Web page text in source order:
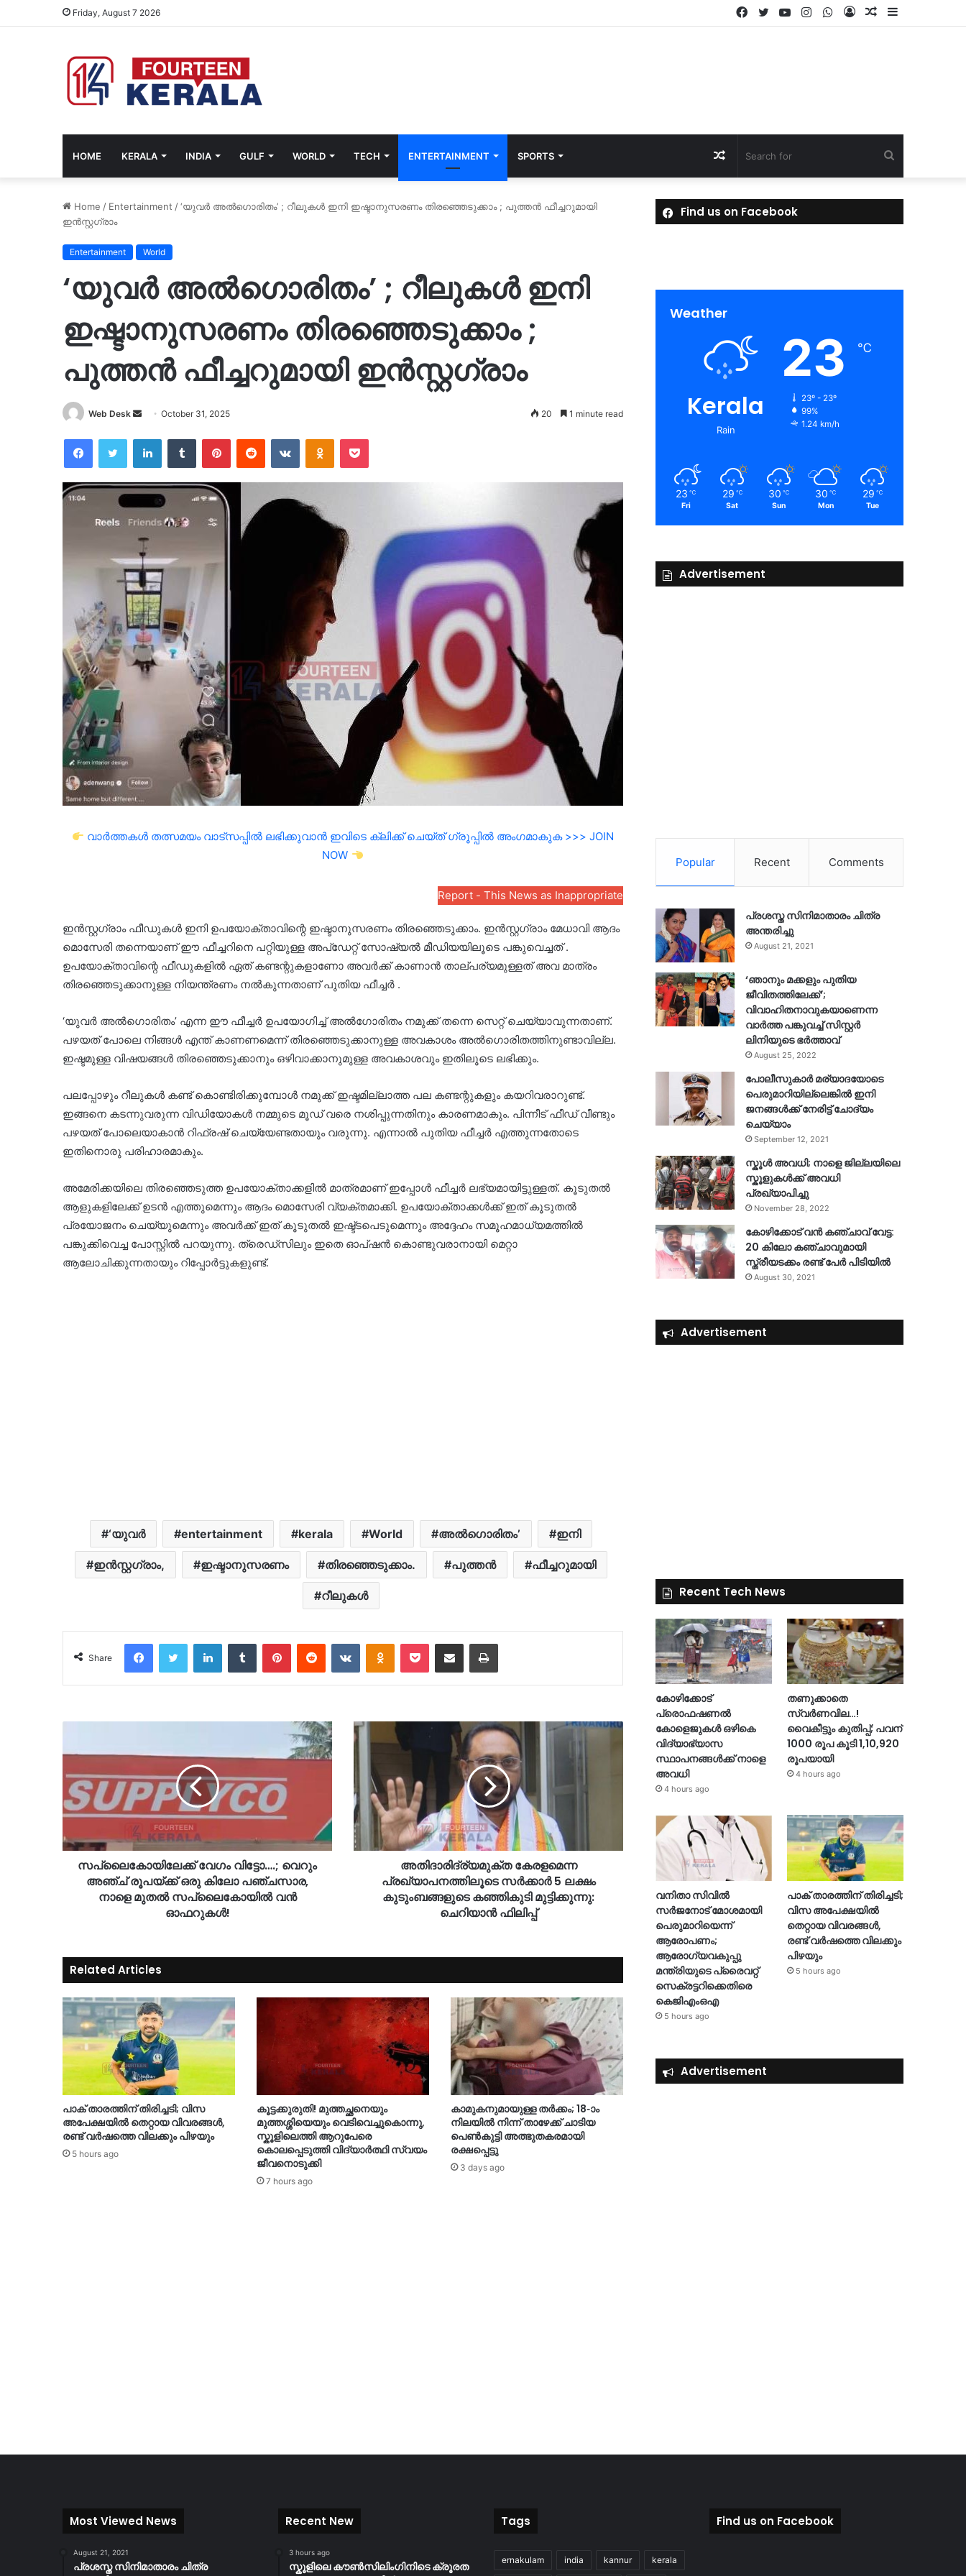
Friday, August 7 2026 Sidebar
Random
Log
WhatsApp
Instagram
YouTube
Twitter
Facebook
HOME KERALA INDIA GULF WORLD TECH ENTERTAINMENT SPORTS
for
Random
Article
Home / Entertainment /‘യുവര്‍ അല്‍ഗൊരിതം’ ; റീലുകൾ ഇനി ഇഷ്ടാനുസരണം തിരഞ്ഞെടുക്കാം ; പുത്തൻ ഫീച്ചറുമായി
ഇൻസ്റ്റഗ്രാം
Entertainment World
‘യുവര്‍ അല്‍ഗൊരിതം’ ; റീലുകൾ ഇനി
ഇഷ്ടാനുസരണം തിരഞ്ഞെടുക്കാം ;
പുത്തൻ ഫീച്ചറുമായി ഇൻസ്റ്റഗ്രാം
Web Desk
Send
email
October 31, 2025 20 1 minute read
FacebookTwitter LinkedInTumblr PinterestReddit VKontakteOdnoklassniki
Pocket
വാർത്തകൾ തത്സമയം വാട്സപ്പിൽ ലഭിക്കുവാൻ ഇവിടെ ക്ലിക്ക് ചെയ്ത് ഗ്രൂപ്പിൽ അംഗമാകുക >>> JOIN
NOW
Report - This News as Inappropriate
ഇൻസ്റ്റഗ്രാം ഫീഡുകൾ ഇനി ഉപയോക്താവിന്റെ ഇഷ്ടാനുസരണം തിരഞ്ഞെടുക്കാം. ഇൻസ്റ്റഗ്രാം മേധാവി ആദം
മൊസേരി തന്നെയാണ് ഈ ഫീച്ചറിനെ പറ്റിയുള്ള അപ്‌ഡേറ്റ് സോഷ്യൽ മീഡിയയിലൂടെ പങ്കുവെച്ചത് .
ഉപയോക്താവിന്റെ ഫീഡുകളിൽ ഏത് കണ്ടന്റുകളാണോ അവർക്ക് കാണാൻ താല്പര്യമുള്ളത് അവ മാത്രം
തിരഞ്ഞെടുക്കാനുള്ള നിയന്ത്രണം നൽകുന്നതാണ് പുതിയ ഫീച്ചർ .
‘യുവര്‍ അല്‍ഗൊരിതം’ എന്ന ഈ ഫീച്ചർ ഉപയോഗിച്ച് അൽഗോരിതം നമുക്ക് തന്നെ സെറ്റ് ചെയ്യാവുന്നതാണ്.
പഴയത് പോലെ നിങ്ങൾ എന്ത് കാണണമെന്ന് തിരഞ്ഞെടുക്കാനുള്ള അവകാശം അല്‍ഗൊരിതത്തിനുണ്ടാവില്ല.
ഇഷ്ടമുള്ള വിഷയങ്ങൾ തിരഞ്ഞെടുക്കാനും ഒഴിവാക്കാനുമുള്ള അവകാശവും ഇതിലൂടെ ലഭിക്കും.
പലപ്പോഴും റീലുകൾ കണ്ട് കൊണ്ടിരിക്കുമ്പോൾ നമുക്ക് ഇഷ്ടമില്ലാത്ത പല കണ്ടന്റുകളും കയറിവരാറുണ്ട്.
ഇങ്ങനെ കടന്നുവരുന്ന വിഡിയോകൾ നമ്മുടെ മൂഡ് വരെ നശിപ്പുന്നതിനും കാരണമാകും. പിന്നീട് ഫീഡ് വീണ്ടും
പഴയത് പോലെയാകാൻ റിഫ്രഷ് ചെയ്യേണ്ടതായും വരുന്നു. എന്നാൽ പുതിയ ഫീച്ചർ എത്തുന്നതോടെ
ഇതിനൊരു പരിഹാരമാകും.
അമേരിക്കയിലെ തിരഞ്ഞെടുത്ത ഉപയോക്താക്കളിൽ മാത്രമാണ് ഇപ്പോൾ ഫീച്ചർ ലഭ്യമായിട്ടുള്ളത്. കൂടുതൽ
ആളുകളിലേക്ക് ഉടൻ എത്തുമെന്നും ആദം മൊസേരി വ്യക്തമാക്കി. ഉപയോക്താക്കൾക്ക് ഇത് കൂടുതൽ
പ്രയോജനം ചെയ്യുമെന്നും അവർക്ക് ഇത് കൂടുതൽ ഇഷ്ട്ടപെടുമെന്നും അദ്ദേഹം സമൂഹമാധ്യമത്തിൽ
പങ്കുക്കിവെച്ച പോസ്റ്റിൽ പറയുന്നു. ത്രെഡ്സിലും ഇതെ ഓപ്‌ഷൻ കൊണ്ടുവരാനായി മെറ്റാ
ആലോചിക്കുന്നതായും റിപ്പോർട്ടുകളുണ്ട്.
‘യുവര്‍ entertainment kerala World അല്‍ഗൊരിതം’ ഇനി
ഇൻസ്റ്റഗ്രാം, ഇഷ്ടാനുസരണം തിരഞ്ഞെടുക്കാം. പുത്തന്‍ ഫീച്ചറുമായി
റീലുകൾ
Share
FacebookTwitter LinkedInTumblr PinterestReddit VKontakteOdnoklassniki
Pocket Share via Email Print
സപ്ലൈകോയിലേക്ക് വേഗം വിട്ടോ….; വെറും
അഞ്ച് രൂപയ്ക്ക് ഒരു കിലോ പഞ്ചസാര,
നാളെ മുതൽ സപ്ലൈകോയിൽ വൻ
ഓഫറുകൾ!
അതിദാരിദ്ര്യമുക്ത കേരളമെന്ന
പ്രഖ്യാപനത്തിലൂടെ സർക്കാർ 5 ലക്ഷം
കുടുംബങ്ങളുടെ കഞ്ഞികുടി മുട്ടിക്കുന്നു:
ചെറിയാൻ ഫിലിപ്പ്
Related Articles
പാക് താരത്തിന് തിരിച്ചടി; വിസ
അപേക്ഷയിൽ തെറ്റായ വിവരങ്ങൾ,
രണ്ട് വർഷത്തെ വിലക്കും പിഴയും
5 hours ago
കൂട്ടക്കുരുതി! മുത്തച്ഛനെയും
മുത്തശ്ശിയെയും വെടിവെച്ചുകൊന്നു,
സ്കൂളിലെത്തി ആറുപേരെ
കൊലപ്പെടുത്തി വിദ്യാ‍ർത്ഥി സ്വയം
ജീവനൊടുക്കി
7 hours ago
കാമുകനുമായുള്ള തർക്കം; 18-ാം
നിലയിൽ നിന്ന് താഴേക്ക് ചാടിയ
പെൺകുട്ടി അത്ഭുതകരമായി
രക്ഷപ്പെട്ടു
3 days ago
Find us on Facebook
Weather
Kerala
Rain
23 ℃
23º - 23º
99%
1.24 km/h
23 ℃
Fri
29 ℃
Sat
30 ℃
Sun
30 ℃
Mon
29 ℃
Tue
Advertisement
Popular Recent Comments
പ്രശസ്ത സിനിമാതാരം ചിത്ര
അന്തരിച്ചു
August 21, 2021
‘ഞാനും മക്കളും പുതിയ
ജീവിതത്തിലേക്ക്’;
വിവാഹിതനാവുകയാണെന്ന
വാർത്ത പങ്കുവച്ച് സിസ്റ്റർ
ലിനിയുടെ ഭർത്താവ്
August 25, 2022
പോലീസുകാര്‍ മര്യാദയോടെ
പെരുമാറിയില്ലെങ്കില്‍ ഇനി
ജനങ്ങള്‍ക്ക് നേരിട്ട് ചോദ്യം
ചെയ്യാം
September 12, 2021
സ്കൂൾ അവധി; നാളെ ജില്ലയിലെ
സ്കൂളുകൾക്ക് അവധി
പ്രഖ്യാപിച്ചു
November 28, 2022
കോഴിക്കോട് വൻ കഞ്ചാവ് വേട്ട:
20 കിലോ കഞ്ചാവുമായി
സ്ത്രീയടക്കം രണ്ട് പേർ പിടിയിൽ
August 30, 2021
Advertisement
Recent Tech News
കോഴിക്കോട്
പ്രൊഫഷണൽ
കോളെജുകൾ ഒഴികെ
വിദ്യാഭ്യാസ
സ്ഥാപനങ്ങൾക്ക് നാളെ
അവധി
4 hours ago
തണുക്കാതെ
സ്വർണവില…!
വൈകീട്ടും കുതിപ്പ്; പവന്
1000 രൂപ കൂടി 1,10,920
രൂപയായി
4 hours ago
വനിതാ സിവിൽ
സർജനോട് മോശമായി
പെരുമാറിയെന്ന്
ആരോപണം;
ആരോഗ്യവകുപ്പു
മന്ത്രിയുടെ പ്രൈവറ്റ്
സെക്രട്ടറിക്കെതിരെ
കെജിഎംഒഎ
5 hours ago
പാക് താരത്തിന് തിരിച്ചടി;
വിസ അപേക്ഷയിൽ
തെറ്റായ വിവരങ്ങൾ,
രണ്ട് വർഷത്തെ വിലക്കും
പിഴയും
5 hours ago
Advertisement
Most Viewed News
August 21, 2021
പ്രശസ്ത സിനിമാതാരം ചിത്ര
Recent New
3 hours ago
സ്കൂളിലെ കൗൺസിലിംഗിനിടെ ക്രൂരത
Tags
ernakulam india kannur kerala
Find us on Facebook